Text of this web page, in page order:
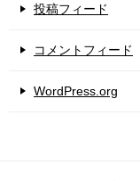
投稿フィード
コメントフィード
WordPress.org